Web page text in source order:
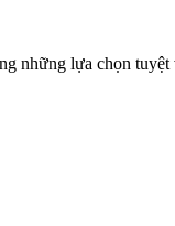
những lựa chọn